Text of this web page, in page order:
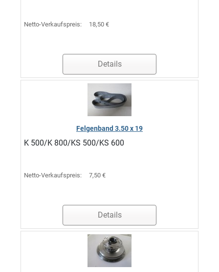
Netto-Verkaufspreis: 18,50 €
Details
Felgenband 3.50 x 19
K 500/K 800/KS 500/KS 600
Netto-Verkaufspreis: 7,50 €
Details